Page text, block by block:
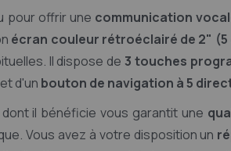
pour offrir une communication
écran couleur rétroéclairé de 2" (5
Il dispose de 3 touches
d'un bouton de navigation à 5
dont il bénéficie vous garantit une
Vous avez à votre disposition un